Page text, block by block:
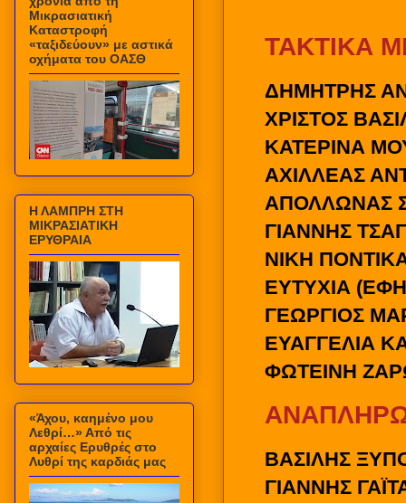
ΤΑΚΤΙΚΑ
ΔΗΜΗΤΡΗΣ
ΧΡΙΣΤΟΣ
ΚΑΤΕΡΙΝΑ
ΑΧΙΛΛΕΑΣ
ΑΠΟΛΛΩΝΑΣ
ΓΙΑΝΝΗΣ
ΝΙΚΗ
ΕΥΤΥΧΙΑ
ΓΕΩΡΓΙΟΣ
ΕΥΑΓΓΕΛΙΑ
ΦΩΤΕΙΝΗ
ΒΑΣΙΛΗΣ
ΓΙΑΝΝΗΣ
Μικρασιατική
Καταστροφή
«ταξιδεύουν» με αστικά
οχήματα του ΟΑΣΘ
Η ΛΑΜΠΡΗ ΣΤΗ
ΜΙΚΡΑΣΙΑΤΙΚΗ
ΕΡΥΘΡΑΙΑ
«Άχου, καημένο μου
Λεθρί…» Από τις
αρχαίες Ερυθρές στο
Λυθρί της καρδιάς μας